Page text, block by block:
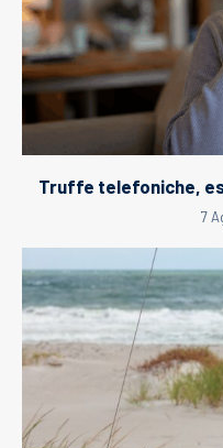
Truffe telefoniche,
7